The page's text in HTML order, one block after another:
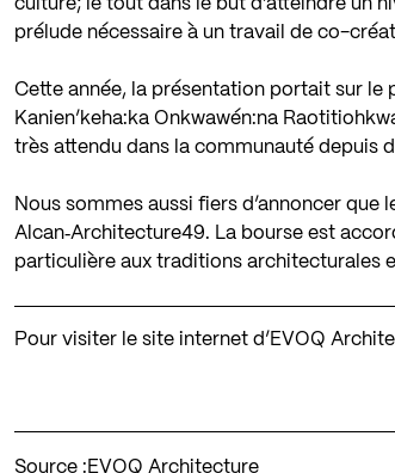
culture; le tout dans le but d’atteindre un
prélude nécessaire à un travail de co-
Cette année, la présentation portait sur
Kanien’keha:ka Onkwawén:na
très attendu dans la communauté depuis
Nous sommes aussi fiers d’annoncer que
Alcan‐Architecture49. La bourse est
particulière aux traditions architecturales
Pour visiter le site internet d’EVOQ
Source : EVOQ Architecture